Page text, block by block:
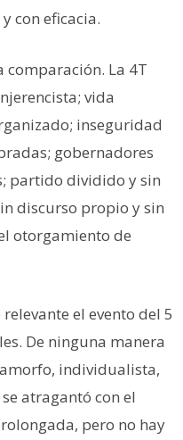
con eficacia.
La 4T
vida
inseguridad
gobernadores
partido dividido y sin
discurso propio y sin
otorgamiento de
el evento del 5
De ninguna manera
individualista,
atragantó con el
pero no hay